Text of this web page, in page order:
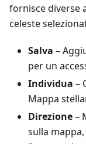
fornisce diverse
celeste
Salva –
per un
Individua –
Mappa
Direzione–
sulla